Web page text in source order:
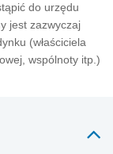
do urzędu
jest zazwyczaj
(właściciela
wspólnoty itp.)